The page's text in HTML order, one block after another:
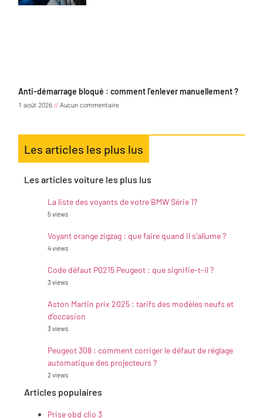
Anti-démarrage bloqué : comment l’enlever manuellement ?
1 août 2026
Aucun commentaire
Les articles les plus lus
Les articles voiture les plus lus
La liste des voyants de votre BMW Série 1?
5 views
Voyant orange zigzag : que faire quand il s’allume ?
4 views
Code défaut P0215 Peugeot : que signifie-t-il ?
3 views
Aston Martin prix 2025 : tarifs des modèles neufs et
d’occasion
3 views
Peugeot 308 : comment corriger le défaut de réglage
automatique des projecteurs ?
2 views
Articles populaires
Prise obd clio 3